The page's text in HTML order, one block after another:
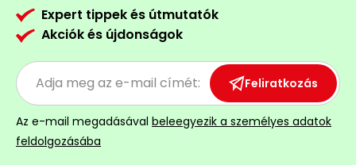
Expert tippek és útmutatók
Akciók és újdonságok
Feliratkozás
Az e-mail megadásával beleegyezik a személyes adatok
feldolgozásába